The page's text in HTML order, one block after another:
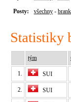
Posty: všechny -
Statistiky
tým
1. SUI
2. SUI